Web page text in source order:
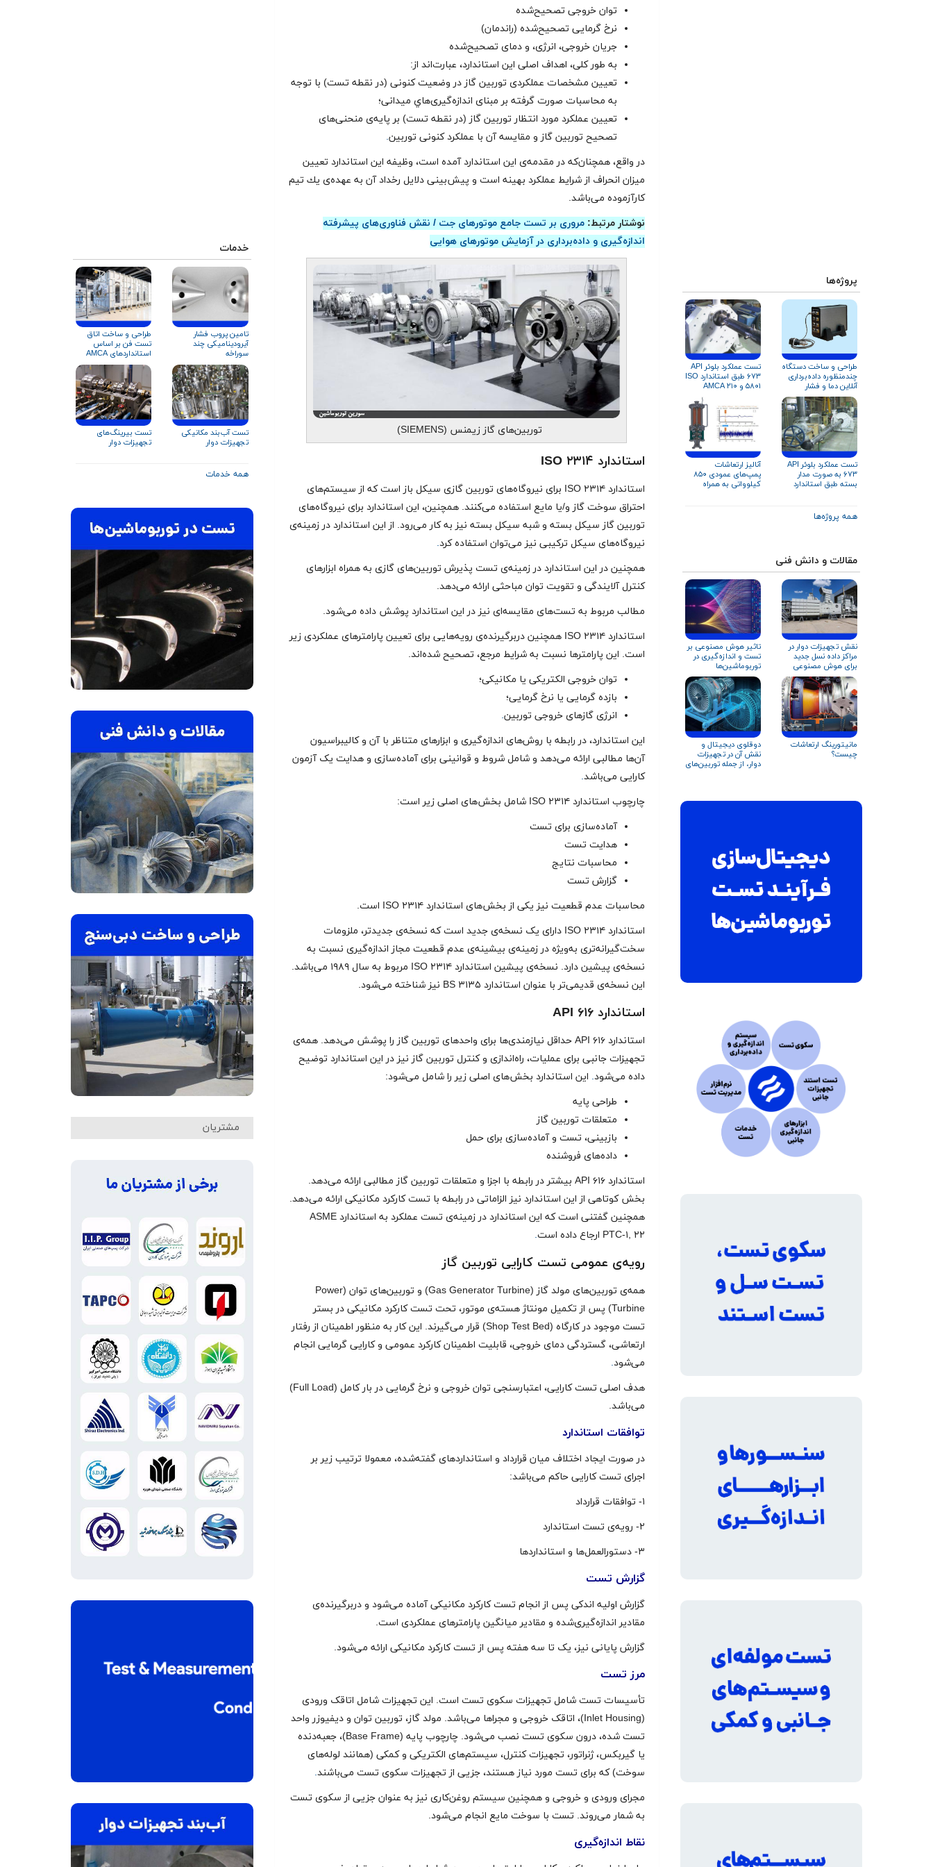
پروژه‌ها
طراحی و ساخت دستگاه
چندمنظوره داده‌برداری
آنلاین دما و فشار
تست عملکرد بلوئر API
۶۷۳ طبق استاندارد ISO
۵۸۰۱ و AMCA ۲۱۰
تست عملکرد بلوئر API
۶۷۳ به صورت مدار
بسته طبق استاندارد
آنالیز ارتعاشات
پمپ‌های عمودی ۸۵۰
کیلوواتی به همراه
همه پروژه‌ها
مقالات و دانش فنی
نقش تجهیزات دوار در
مراکز داده نسل جدید
برای هوش مصنوعی
تاثیر هوش مصنوعی بر
تست و اندازه‌گیری در
توربوماشین‌ها
مانیتورینگ ارتعاشات
چیست؟
دوقلوی دیجیتال و
نقش آن در تجهیزات
دوار، از جمله توربین‌های
توان خروجی تصحیح‌شده
نرخ گرمایی تصحیح‌شده (راندمان)
جریان خروجی، انرژی، و دمای تصحیح‌شده
به طور کلی، اهداف اصلی این استاندارد، عبارت‌اند از:
تعيين مشخصات عملكردی توربين گاز در وضعیت کنونی (در نقطه تست) با توجه
به محاسبات صورت گرفته بر مبنای اندازه‌گيری‌هاي ميدانی؛
تعيين عملكرد مورد انتظار توربين گاز (در نقطه تست) بر پایه‌ی منحنی‌های
تصحيح توربين گاز و مقايسه آن با عملكرد کنونی توربين.
در واقع، همچنان‌كه در مقدمه‌ی این استاندارد آمده است، وظيفه اين استاندارد تعيين
ميزان انحراف از شرايط عملكرد بهينه است و پيش‌بينی دلايل رخداد آن به عهده‌ی يك تیم
کارآزموده می‌باشد.
نوشتار مرتبط:مروری بر تست جامع موتورهای جت / نقش فناوری‌های پیشرفته
اندازه‌گیری و داده‌برداری در آزمایش موتورهای هوایی
توربین‌های گاز زیمنس (SIEMENS)
استاندارد ISO ۲۳۱۴
استاندارد ISO ۲۳۱۴ برای نیروگاه‌های توربین گازی سیکل باز است که از سیستم‌های
احتراق سوخت گاز و/یا مایع استفاده می‌کنند. همچنین، این استاندارد برای نیروگاه‌های
توربین گاز سیکل بسته و شبه ‌سیکل بسته نیز به کار می‌رود. از این استاندارد در زمینه‌ی
نیروگاه‌های سیکل ترکیبی نیز می‌توان استفاده کرد.
همچنین در این استاندارد در زمینه‌ی تست پذیرش توربین‌های گازی به همراه ابزارهای
کنترل آلایندگی و تقویت توان مباحثی ارائه می‌دهد.
مطالب مربوط به تست‌های مقایسه‌ای نیز در این استاندارد پوشش داده می‌شود.
استاندارد ISO ۲۳۱۴ همچنین دربرگیرنده‌ی رویه‌هایی برای تعیین پارامترهای عملکردی زیر
است. این پارامترها نسبت به شرایط مرجع، تصحیح‌ شده‌اند.
توان خروجی الکتریکی یا مکانیکی؛
بازده گرمایی یا نرخ گرمایی؛
انرژی گازهای خروجی توربین.
این استاندارد، در رابطه با روش‌های اندازه‌گیری و ابزارهای متناظر با آن و کالیبراسیون
آن‌ها مطالبی ارائه می‌دهد و شامل شروط و قوانینی برای آماده‌سازی و هدایت یک آزمون
کارایی می‌باشد.
چارچوب استاندارد ISO ۲۳۱۴ شامل بخش‌های اصلی زیر است:
آماده‌سازی برای تست
هدایت تست
محاسبات نتایج
گزارش تست
محاسبات عدم قطعیت نیز یکی از بخش‌های استاندارد ISO ۲۳۱۴ است.
استاندارد ISO ۲۳۱۴ دارای یک نسخه‌ی جدید است که نسخه‌ی جدیدتر، ملزومات
سخت‌گیرانه‌تری به‌ویژه در زمینه‌ی بیشینه‌ی عدم قطعیت مجاز اندازه‌گیری نسبت به
نسخه‌ی پیشین دارد. نسخه‌ی پیشین استاندارد ISO ۲۳۱۴ مربوط به سال ۱۹۸۹ می‌باشد.
این نسخه‌ی قدیمی‌تر با عنوان استاندارد BS ۳۱۳۵ نیز شناخته می‌شود.
استاندارد API ۶۱۶
استاندارد API ۶۱۶ حداقل نیازمندی‌ها برای واحدهای توربین گاز را پوشش می‌دهد. همه‌ی
تجهیزات جانبی برای عملیات، راه‌اندازی و کنترل توربین گاز نیز در این استاندارد توضیح
داده می‌شود. این استاندارد بخش‌های اصلی زیر را شامل می‌شود:
طراحی پایه
متعلقات توربین گاز
بازبینی، تست و آماده‌سازی برای حمل
داده‌های فروشنده
استاندارد API ۶۱۶ بیشتر در رابطه با اجزا و متعلقات توربین گاز مطالبی ارائه می‌دهد.
بخش کوتاهی از این استاندارد نیز الزاماتی در رابطه با تست کارکرد مکانیکی ارائه می‌دهد.
همچنین گفتنی است که این استاندارد در زمینه‌ی تست عملکرد به استاندارد ASME
PTC-۱, ۲۲ ارجاع داده است
.
رویه‌ی عمومی تست کارایی توربین گاز
همه‌ی توربین‌های مولد گاز (Gas Generator Turbine) و توربین‌های توان (Power
Turbine) پس از تکمیل مونتاژ هسته‌ی موتور، تحت تست کارکرد مکانیکی در بستر
تست موجود در کارگاه (Shop Test Bed) قرار می‌گیرند. این کار به منظور اطمینان از رفتار
ارتعاشی، گستردگی دمای خروجی، قابلیت اطمینان کارکرد عمومی و کارایی گرمایی انجام
می‌شود.
هدف اصلی تست کارایی، اعتبارسنجی توان خروجی و نرخ گرمایی در بار کامل (Full Load)
می‌باشد.
توافقات استاندارد
در صورت ایجاد اختلاف میان قرارداد و استانداردهای گفته‌شده، معمولا ترتیب زیر بر
اجرای تست کارایی حاکم می‌باشد:
۱- توافقات قرارداد
۲- رویه‌ی تست استاندارد
۳- دستورالعمل‌ها و استانداردها
گزارش تست
گزارش اولیه اندکی پس از انجام تست کارکرد مکانیکی آماده می‌شود و دربرگیرنده‌ی
مقادیر اندازه‌گیری‌شده و مقادیر میانگین پارامترهای عملکردی است.
گزارش پایانی نیز، یک تا سه هفته پس از تست کارکرد مکانیکی ارائه می‌شود.
مرز تست
تأسیسات تست شامل تجهیزات سکوی تست است. این تجهیزات شامل اتاقک ورودی
(Inlet Housing)، اتاقک خروجی و مجراها می‌باشد. مولد گاز، توربین توان و دیفیوزر واحد
تست شده، درون سکوی تست نصب می‌شود. چارچوب پایه (Base Frame)، جعبه‌دنده
یا گیربکس،‌ ژنراتور، تجهیزات کنترل، سیستم‌های الکتریکی و کمکی (همانند لوله‌های
سوخت) که برای تست مورد نیاز هستند، جزیی از تجهیزات سکوی تست می‌باشند.
مجرای ورودی و خروجی و همچنین سیستم روغن‌کاری نیز به عنوان جزیی از سکوی تست
به شمار می‌روند. تست با سوخت مایع انجام می‌شود.
نقاط اندازه‌گیری
خدمات
تامین پروب فشار
آیرودینامیکی چند
سوراخه
طراحی و ساخت اتاق
تست فن بر اساس
استانداردهای AMCA
۲۱۰ و ISO ۵۸۰۱
تست آب‌بند مکانیکی
تجهیزات دوار
تست بیرینگ‌های
تجهیزات دوار
همه خدمات
مشتریان